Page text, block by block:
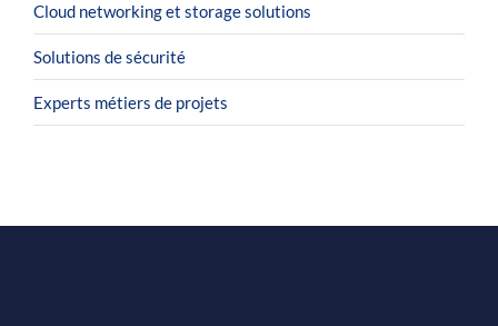
Cloud networking et storage solutions
Solutions de sécurité
Experts métiers de projets